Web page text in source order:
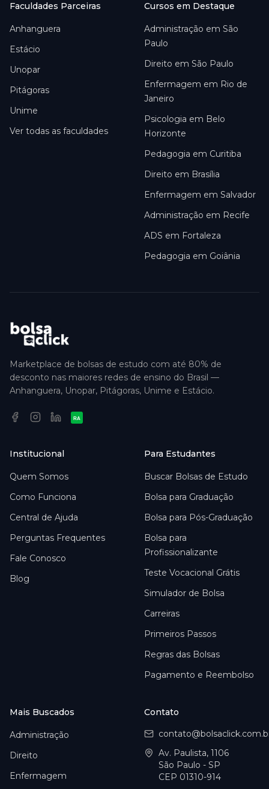
Faculdades Parceiras
Anhanguera
Estácio
Unopar
Pitágoras
Unime
Ver todas as faculdades
Cursos em Destaque
Administração em São
Paulo
Direito em São Paulo
Enfermagem em Rio de
Janeiro
Psicologia em Belo
Horizonte
Pedagogia em Curitiba
Direito em Brasília
Enfermagem em Salvador
Administração em Recife
ADS em Fortaleza
Pedagogia em Goiânia
Marketplace de bolsas de estudo com até 80% de
desconto nas maiores redes de ensino do Brasil —
Anhanguera, Unopar, Pitágoras, Unime e Estácio.
RA
Institucional
Quem Somos
Como Funciona
Central de Ajuda
Perguntas Frequentes
Fale Conosco
Blog
Para Estudantes
Buscar Bolsas de Estudo
Bolsa para Graduação
Bolsa para Pós-Graduação
Bolsa para
Profissionalizante
Teste Vocacional Grátis
Simulador de Bolsa
Carreiras
Primeiros Passos
Regras das Bolsas
Pagamento e Reembolso
Mais Buscados
Administração
Direito
Enfermagem
Contato
Av. Paulista, 1106
São Paulo - SP
CEP 01310-914